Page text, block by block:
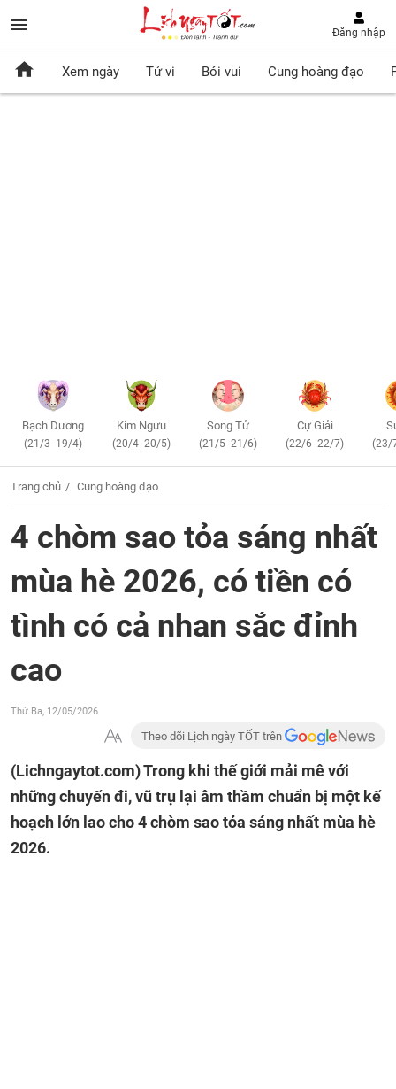
Đăng nhập
Xem ngày Tử vi Bói vui Cung hoàng đạo
Bạch Dương
(21/3- 19/4)
Kim Ngưu
(20/4- 20/5)
Song Tử
(21/5- 21/6)
Cự Giải
(22/6- 22/7) (23/
Trang chủ Cung hoàng đạo
4 chòm sao tỏa sáng nhất
mùa hè 2026, có tiền có
tình có cả nhan sắc đỉnh
cao
Thứ Ba, 12/05/2026
Theo dõi Lịch ngày TỐT trên
(Lichngaytot.com)Trong khi thế giới mải mê với
những chuyến đi, vũ trụ lại âm thầm chuẩn bị một kế
hoạch lớn lao cho 4 chòm sao tỏa sáng nhất mùa hè
2026.